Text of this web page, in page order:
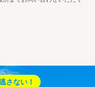
さない！